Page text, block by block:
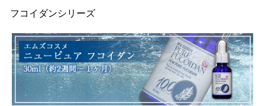
フコイダンシリーズ